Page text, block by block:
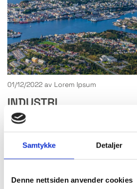
Samtykke Detaljer
Denne nettsiden anvender cookies
01/12/2022 av Lorem Ipsum
INDUSTRI
Neque porro quisquam est qui
Lorem ipsum dolor sit amet,
sollicitudin leo. Vestibulum vitae